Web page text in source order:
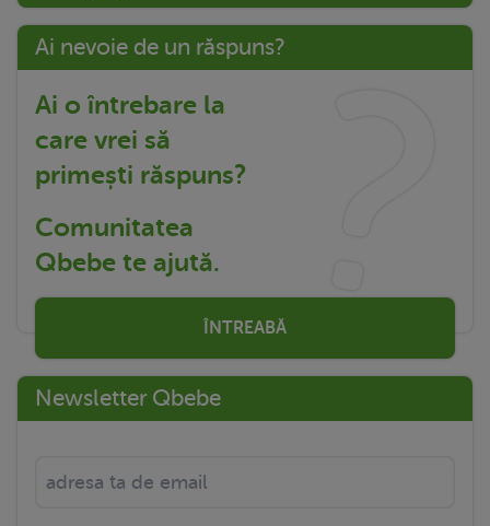
Ai nevoie de un răspuns?
Ai o întrebare la
care vrei să
primești răspuns?
Comunitatea
Qbebe te ajută.
ÎNTREABĂ
Newsletter Qbebe